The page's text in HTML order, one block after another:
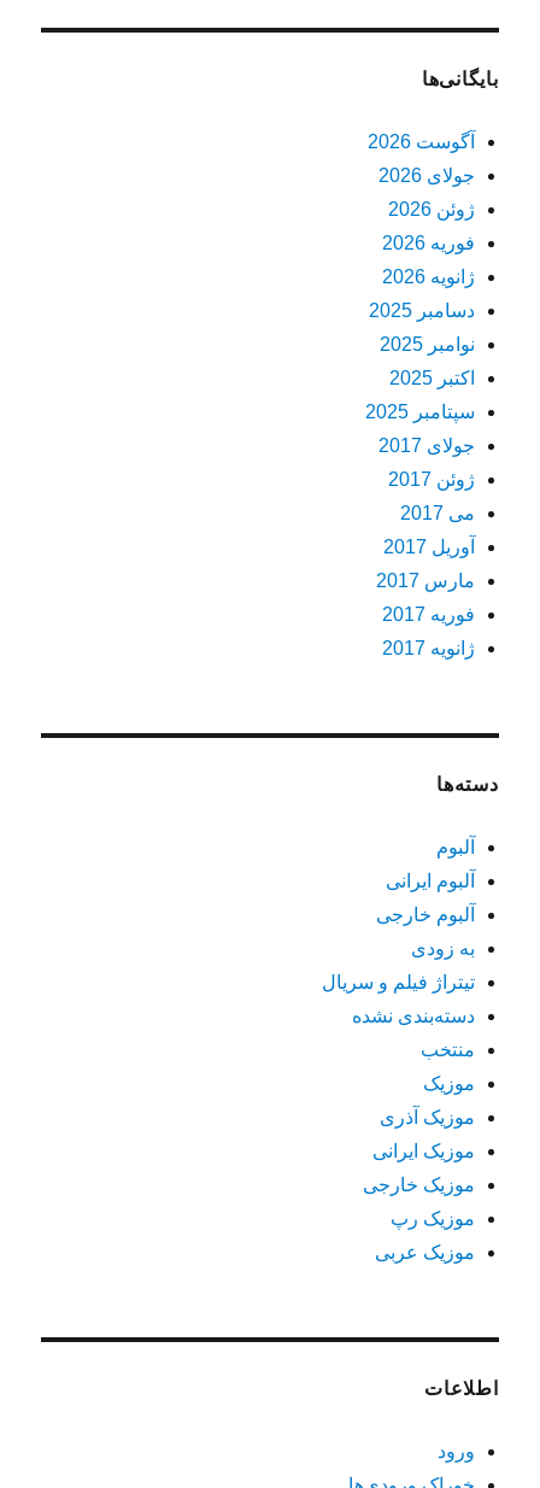
بایگانی‌ها
آگوست 2026
جولای 2026
ژوئن 2026
فوریه 2026
ژانویه 2026
دسامبر 2025
نوامبر 2025
اکتبر 2025
سپتامبر 2025
جولای 2017
ژوئن 2017
می 2017
آوریل 2017
مارس 2017
فوریه 2017
ژانویه 2017
دسته‌ها
آلبوم
آلبوم ایرانی
آلبوم خارجی
به زودی
تیتراژ فیلم و سریال
دسته‌بندی نشده
منتخب
موزیک
موزیک آذری
موزیک ایرانی
موزیک خارجی
موزیک رپ
موزیک عربی
اطلاعات
ورود